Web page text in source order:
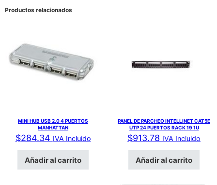
Productos relacionados
MINI HUB USB 2.0 4 PUERTOS
MANHATTAN
$284.34 IVA Incluido
Añadir al carrito
PANEL DE PARCHEO INTELLINET CAT5E
UTP 24 PUERTOS RACK 19 1U
$913.78 IVA Incluido
Añadir al carrito